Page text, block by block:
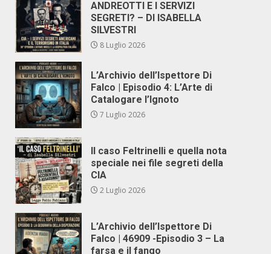
ANDREOTTI E I SERVIZI
SEGRETI? – DI ISABELLA
SILVESTRI
8 Luglio 2026
L’Archivio dell’Ispettore Di
Falco | Episodio 4: L’Arte di
Catalogare l’Ignoto
7 Luglio 2026
Il caso Feltrinelli e quella nota
speciale nei file segreti della
CIA
2 Luglio 2026
L’Archivio dell’Ispettore Di
Falco | 46909 -Episodio 3 – La
farsa e il fango